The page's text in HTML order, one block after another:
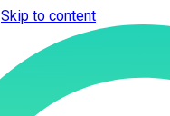
Skip to content